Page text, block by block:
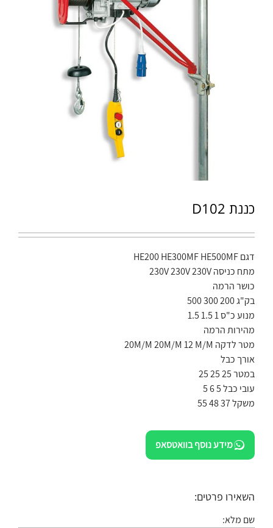
כננת D102
דגם HE200 HE300MF HE500MF
מתח כניסה 230V 230V 230V
כושר הרמה
בק"ג 200 300 500
מנוע כ"ס 1 1.5 1.5
מהירות הרמה
מטר לדקה 20M/M 20M/M 12 M/M
אורך כבל
במטר 25 25 25
עובי כבל 5 6 5
משקל 37 48 55
מידע נוסף בוואטסאפ
השאירו פרטים:
שם מלא: